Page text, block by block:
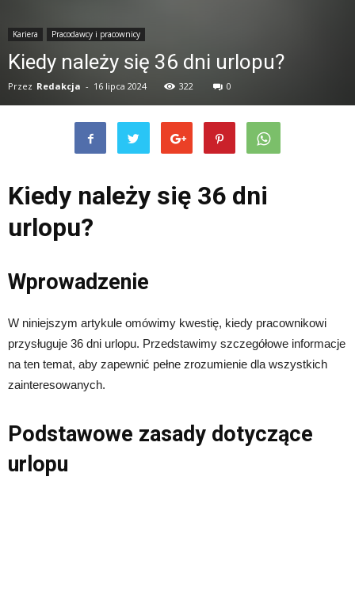
Kariera Pracodawcy i pracownicy
Kiedy należy się 36 dni urlopu?
Przez Redakcja - 16 lipca 2024 322 0
Kiedy należy się 36 dni
urlopu?
Wprowadzenie
W niniejszym artykule omówimy kwestię, kiedy pracownikowi
przysługuje 36 dni urlopu. Przedstawimy szczegółowe informacje
na ten temat, aby zapewnić pełne zrozumienie dla wszystkich
zainteresowanych.
Podstawowe zasady dotyczące
urlopu